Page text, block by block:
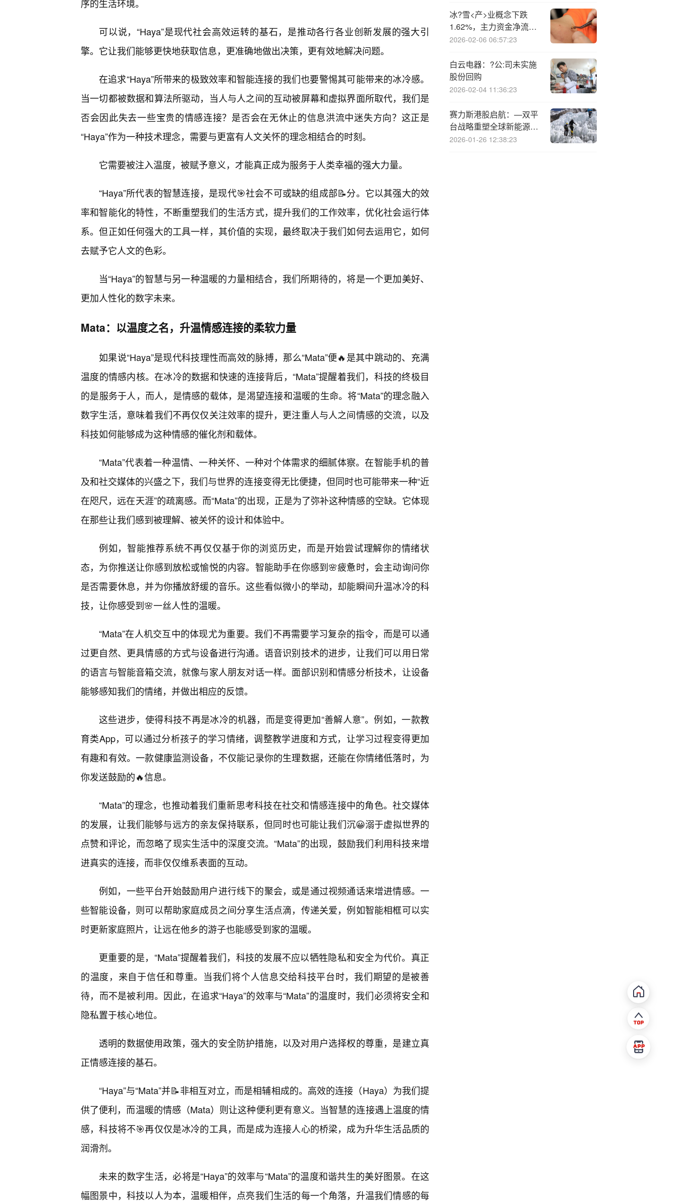
序的生活环境。
可以说，“Haya”是现代社会高效运转的基石，是推动各行各业创新发展的强大引
擎。它让我们能够更快地获取信息，更准确地做出决策，更有效地解决问题。
在追求“Haya”所带来的极致效率和智能连接的我们也要警惕其可能带来的冰冷感。
当一切都被数据和算法所驱动，当人与人之间的互动被屏幕和虚拟界面所取代，我们是
否会因此失去一些宝贵的情感连接？是否会在无休止的信息洪流中迷失方向？这正是
“Haya”作为一种技术理念，需要与更富有人文关怀的理念相结合的时刻。
它需要被注入温度，被赋予意义，才能真正成为服务于人类幸福的强大力量。
“Haya”所代表的智慧连接，是现代🎯社会不可或缺的组成部📝分。它以其强大的效
率和智能化的特性，不断重塑我们的生活方式，提升我们的工作效率，优化社会运行体
系。但正如任何强大的工具一样，其价值的实现，最终取决于我们如何去运用它，如何
去赋予它人文的色彩。
当“Haya”的智慧与另一种温暖的力量相结合，我们所期待的，将是一个更加美好、
更加人性化的数字未来。
Mata：以温度之名，升温情感连接的柔软力量
如果说“Haya”是现代科技理性而高效的脉搏，那么“Mata”便🔥是其中跳动的、充满
温度的情感内核。在冰冷的数据和快速的连接背后，“Mata”提醒着我们，科技的终极目
的是服务于人，而人，是情感的载体，是渴望连接和温暖的生命。将“Mata”的理念融入
数字生活，意味着我们不再仅仅关注效率的提升，更注重人与人之间情感的交流，以及
科技如何能够成为这种情感的催化剂和载体。
“Mata”代表着一种温情、一种关怀、一种对个体需求的细腻体察。在智能手机的普
及和社交媒体的兴盛之下，我们与世界的连接变得无比便捷，但同时也可能带来一种“近
在咫尺，远在天涯”的疏离感。而“Mata”的出现，正是为了弥补这种情感的空缺。它体现
在那些让我们感到被理解、被关怀的设计和体验中。
例如，智能推荐系统不再仅仅基于你的浏览历史，而是开始尝试理解你的情绪状
态，为你推送让你感到放松或愉悦的内容。智能助手在你感到🌸疲惫时，会主动询问你
是否需要休息，并为你播放舒缓的音乐。这些看似微小的举动，却能瞬间升温冰冷的科
技，让你感受到🌸一丝人性的温暖。
“Mata”在人机交互中的体现尤为重要。我们不再需要学习复杂的指令，而是可以通
过更自然、更具情感的方式与设备进行沟通。语音识别技术的进步，让我们可以用日常
的语言与智能音箱交流，就像与家人朋友对话一样。面部识别和情感分析技术，让设备
能够感知我们的情绪，并做出相应的反馈。
这些进步，使得科技不再是冰冷的机器，而是变得更加“善解人意”。例如，一款教
育类App，可以通过分析孩子的学习情绪，调整教学进度和方式，让学习过程变得更加
有趣和有效。一款健康监测设备，不仅能记录你的生理数据，还能在你情绪低落时，为
你发送鼓励的🔥信息。
“Mata”的理念，也推动着我们重新思考科技在社交和情感连接中的角色。社交媒体
的发展，让我们能够与远方的亲友保持联系，但同时也可能让我们沉😀溺于虚拟世界的
点赞和评论，而忽略了现实生活中的深度交流。“Mata”的出现，鼓励我们利用科技来增
进真实的连接，而非仅仅维系表面的互动。
例如，一些平台开始鼓励用户进行线下的聚会，或是通过视频通话来增进情感。一
些智能设备，则可以帮助家庭成员之间分享生活点滴，传递关爱，例如智能相框可以实
时更新家庭照片，让远在他乡的游子也能感受到家的温暖。
更重要的是，“Mata”提醒着我们，科技的发展不应以牺牲隐私和安全为代价。真正
的温度，来自于信任和尊重。当我们将个人信息交给科技平台时，我们期望的是被善
待，而不是被利用。因此，在追求“Haya”的效率与“Mata”的温度时，我们必须将安全和
隐私置于核心地位。
透明的数据使用政策，强大的安全防护措施，以及对用户选择权的尊重，是建立真
正情感连接的基石。
“Haya”与“Mata”并📝非相互对立，而是相辅相成的。高效的连接（Haya）为我们提
供了便利，而温暖的情感（Mata）则让这种便利更有意义。当智慧的连接遇上温度的情
感，科技将不🎯再仅仅是冰冷的工具，而是成为连接人心的桥梁，成为升华生活品质的
润滑剂。
未来的数字生活，必将是“Haya”的效率与“Mata”的温度和谐共生的美好图景。在这
幅图景中，科技以人为本，温暖相伴，点亮我们生活的每一个角落，升温我们情感的每
冰?雪<产>业概念下跌
1.62%，主力资金净流出
40股
2026-02-06 06:57:23
白云电器：?公:司未实施
股份回购
2026-02-04 11:36:23
赛力斯港股启航：—双平
台战略重塑全球新能源整
车价值新标的
2026-01-26 12:38:23